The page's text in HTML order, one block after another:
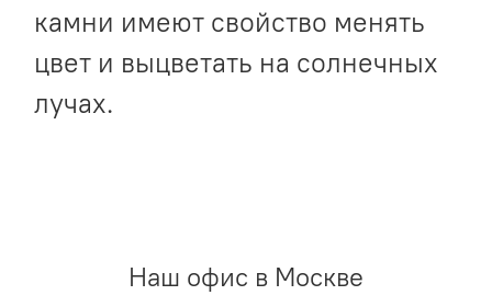
камни имеют свойство менять
цвет и выцветать на солнечных
лучах.
Наш офис в Москве